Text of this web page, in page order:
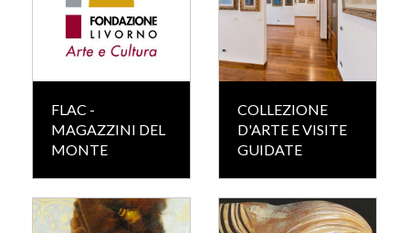
FLAC -
MAGAZZINI DEL
MONTE
COLLEZIONE
D'ARTE E VISITE
GUIDATE